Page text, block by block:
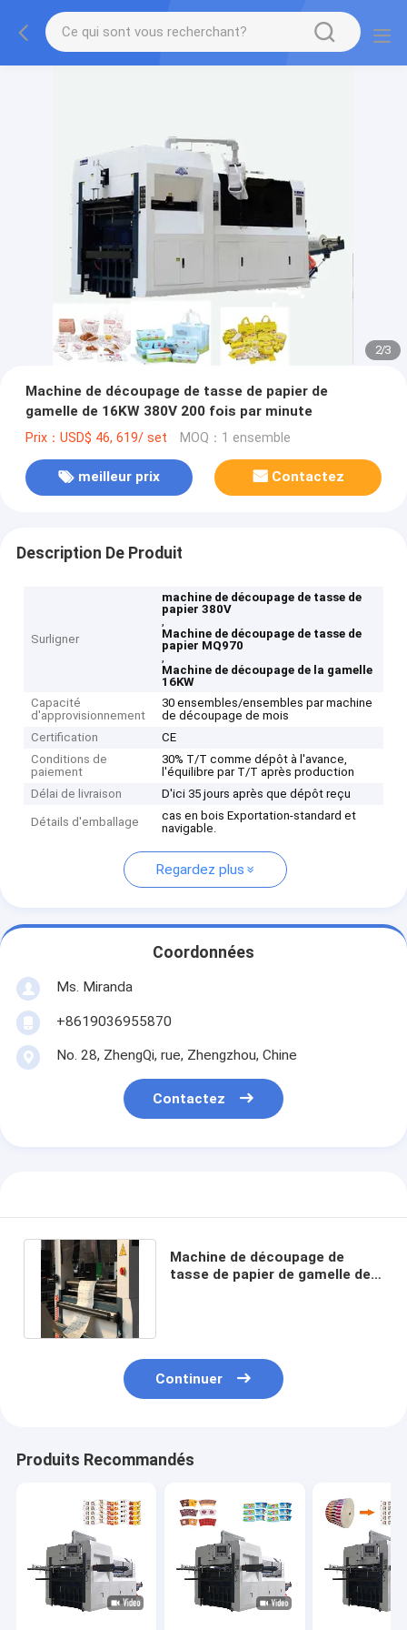
2/3
Machine de découpage de tasse de papier de
gamelle de 16KW 380V 200 fois par minute
Prix：USD$ 46, 619/ set MOQ：1 ensemble
meilleur prix Contactez
Description De Produit
Surligner
machine de découpage de tasse de
papier 380V
,
Machine de découpage de tasse de
papier MQ970
,
Machine de découpage de la gamelle
16KW
Capacité
d'approvisionnement
30 ensembles/ensembles par machine
de découpage de mois
Certification
CE
Conditions de
paiement
30% T/T comme dépôt à l'avance,
l'équilibre par T/T après production
Délai de livraison
D'ici 35 jours après que dépôt reçu
Détails d'emballage
cas en bois Exportation-standard et
navigable.
Regardez plus
Coordonnées
Ms. Miranda
+8619036955870
No. 28, ZhengQi, rue, Zhengzhou, Chine
Contactez
Machine de découpage de
tasse de papier de gamelle de
Continuer
Produits Recommandés